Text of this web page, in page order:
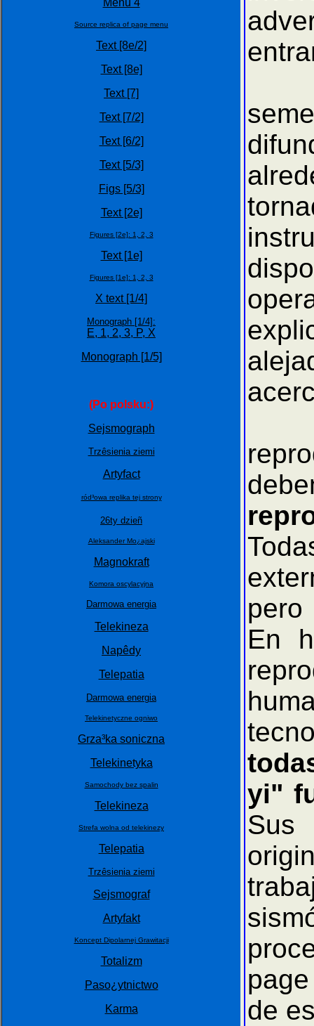
Menu 4
Source replica of page menu
Text [8e/2]
Text [8e]
Text [7]
Text [7/2]
Text [6/2]
Text [5/3]
Figs [5/3]
Text [2e]
Figures [2e]: 1, 2, 3
Text [1e]
Figures [1e]: 1, 2, 3
X text [1/4]
Monograph [1/4]:
E, 1, 2, 3, P, X
Monograph [1/5]
(Po polsku:)
Sejsmograph
Trzêsienia ziemi
Artyfact
ród³owa replika tej strony
26ty dzieñ
Aleksander Mo¿ajski
Magnokraft
Komora oscylacyjna
Darmowa energia
Telekineza
Napêdy
Telepatia
Darmowa energia
Telekinetyczne ogniwo
Grza³ka soniczna
Telekinetyka
Samochody bez spalin
Telekineza
Strefa wolna od telekinezy
Telepatia
Trzêsienia ziemi
Sejsmograf
Artyfakt
Koncept Dipolarnej Grawitacji
Totalizm
Paso¿ytnictwo
Karma
pero
En
yi"
Sus
de